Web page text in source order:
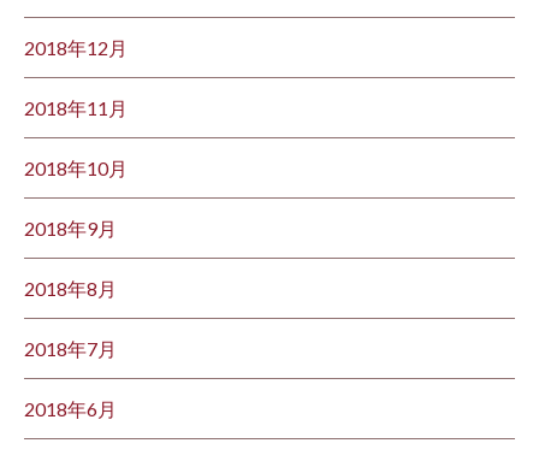
2018年12月
2018年11月
2018年10月
2018年9月
2018年8月
2018年7月
2018年6月